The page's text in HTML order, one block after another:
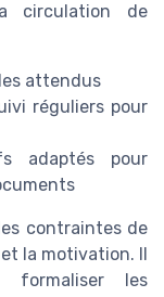
circulation de
attendus
réguliers pour
adaptés pour
contraintes de
la motivation. Il
formaliser les